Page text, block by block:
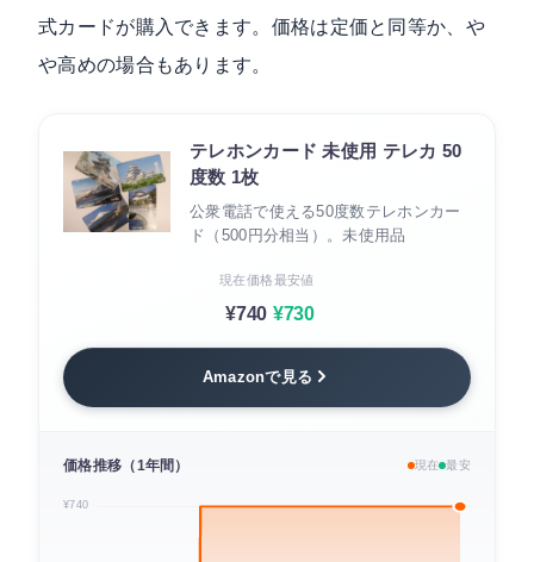
式カードが購入できます。価格は定価と同等か、や
や高めの場合もあります。
テレホンカード 未使用 テレカ 50
度数 1枚
公衆電話で使える50度数テレホンカー
ド（500円分相当）。未使用品
現在価格
¥740
最安値
¥730
Amazonで見る
価格推移（1年間） 現在 最安
¥740